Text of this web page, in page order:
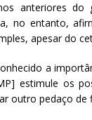
anteriores
no entanto,
apesar do
a
estimule os
outro pedaço de